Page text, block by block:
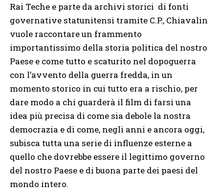
Rai Teche e parte da archivi storici di fonti
governative statunitensi tramite C.P., Chiavalin
vuole raccontare un frammento
importantissimo della storia politica del nostro
Paese e come tutto e scaturito nel dopoguerra
con l’avvento della guerra fredda, in un
momento storico in cui tutto era a rischio, per
dare modo a chi guarderà il film di farsi una
idea più precisa di come sia debole la nostra
democrazia e di come, negli anni e ancora oggi,
subisca tutta una serie di influenze esterne a
quello che dovrebbe essere il legittimo governo
del nostro Paese e di buona parte dei paesi del
mondo intero.